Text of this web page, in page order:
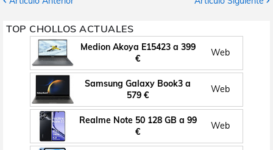
TOP CHOLLOS ACTUALES
Medion Akoya E15423 a 399
€
Web
Samsung Galaxy Book3 a
579 €
Web
Realme Note 50 128 GB a 99
€
Web